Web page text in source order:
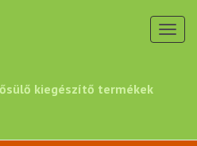
kiegészítő termékek